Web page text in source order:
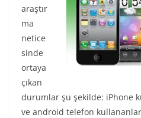
araştır
ma
netice
sinde
ortaya
çıkan
durumlar şu şekilde: iPhone
ve android telefon